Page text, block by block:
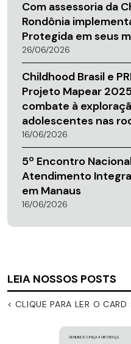
Com assessoria da
Rondônia
Protegida em seus
26/06/2026
Childhood Brasil e
Projeto Mapear
combate à
adolescentes nas
16/06/2026
5º Encontro
Atendimento
em Manaus
16/06/2026
LEIA NOSSOS POSTS
< CLIQUE PARA LER O CARD